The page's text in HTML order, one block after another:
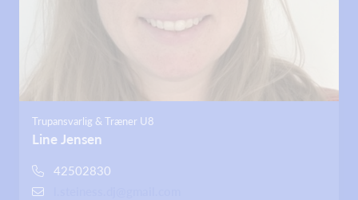
Trupansvarlig & Træner U8
Line Jensen
42502830